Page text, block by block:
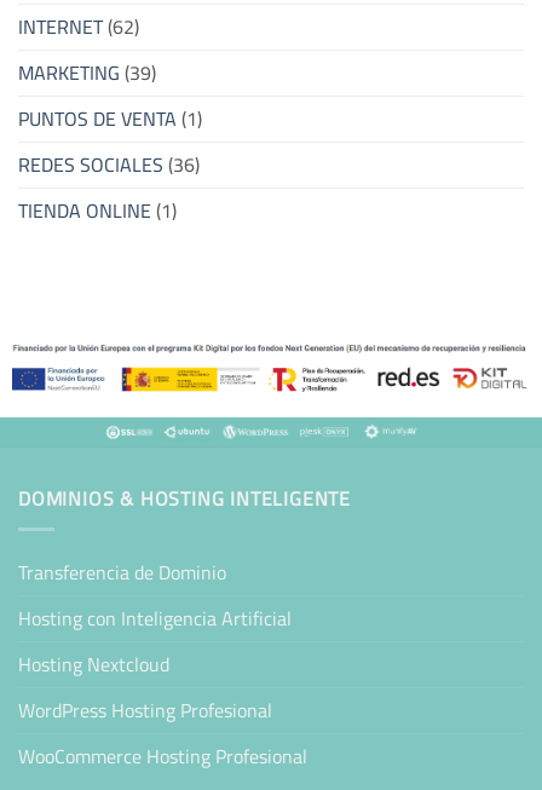
INTERNET(62)
MARKETING(39)
PUNTOS DE VENTA(1)
REDES SOCIALES(36)
TIENDA ONLINE(1)
DOMINIOS & HOSTING INTELIGENTE
Transferencia de Dominio
Hosting con Inteligencia Artificial
Hosting Nextcloud
WordPress Hosting Profesional
WooCommerce Hosting Profesional